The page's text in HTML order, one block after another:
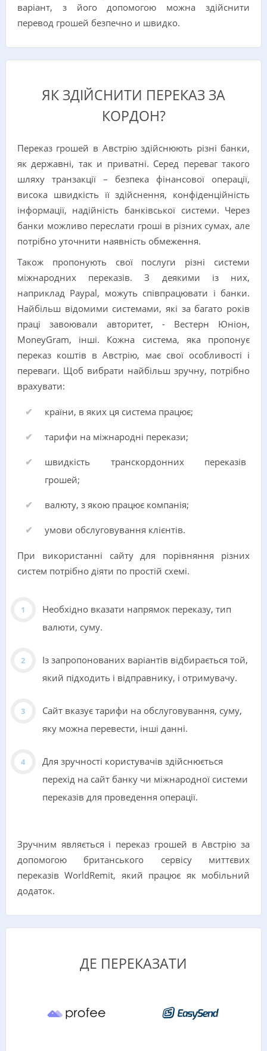
варіант, з його допомогою можна здійснити
перевод грошей безпечно и швидко.
ЯК ЗДІЙСНИТИ ПЕРЕКАЗ ЗА
КОРДОН?
Переказ грошей в Австрію здійснюють різні банки,
як державні, так и приватні. Серед переваг такого
шляху транзакції – безпека фінансової операції,
висока швидкість її здійснення, конфіденційність
інформації, надійність банківської системи. Через
банки можливо переслати гроші в різних сумах, але
потрібно уточнити наявність обмеження.
Також пропонують свої послуги різні системи
міжнародних переказів. З деякими із них,
наприклад Paypal, можуть співпрацювати і банки.
Найбільш відомими системами, які за багато років
праці завоювали авторитет, - Вестерн Юніон,
MoneyGram, інші. Кожна система, яка пропонує
переказ коштів в Австрію, має свої особливості і
переваги. Щоб вибрати найбільш зручну, потрібно
врахувати:
країни, в яких ця система працює;
тарифи на міжнародні перекази;
швидкість транскордонних переказів
грошей;
валюту, з якою працює компанія;
умови обслуговування клієнтів.
При використанні сайту для порівняння різних
систем потрібно діяти по простій схемі.
Необхідно вказати напрямок переказу, тип
валюти, суму.
Із запропонованих варіантів відбирається той,
який підходить і відправнику, і отримувачу.
Сайт вказує тарифи на обслуговування, суму,
яку можна перевести, інші данні.
Для зручності користувачів здійснюється
перехід на сайт банку чи міжнародної системи
переказів для проведення операції.
Зручним являється і переказ грошей в Австрію за
допомогою британського сервісу миттєвих
переказів WorldRemit, який працює як мобільний
додаток.
ДЕ ПЕРЕКАЗАТИ